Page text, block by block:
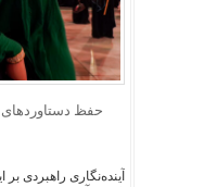
حفظ دستاوردهای
آینده‌نگاری راهبردی